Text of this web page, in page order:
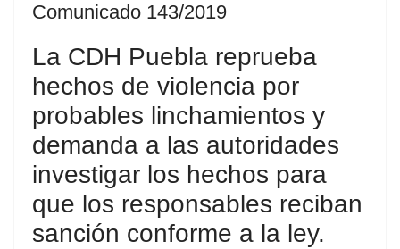
Comunicado 143/2019
La CDH Puebla reprueba
hechos de violencia por
probables linchamientos y
demanda a las autoridades
investigar los hechos para
que los responsables reciban
sanción conforme a la ley.